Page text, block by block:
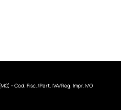
– Cod. Fisc./Part. IVA/Reg. Impr. MO